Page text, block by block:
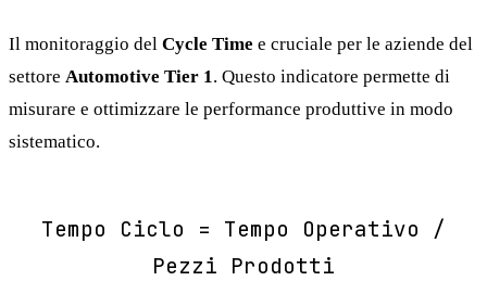
Il monitoraggio del Cycle Time e cruciale per le aziende del
settore Automotive Tier 1 . Questo indicatore permette di
misurare e ottimizzare le performance produttive in modo
sistematico.
Tempo Ciclo = Tempo Operativo /
Pezzi Prodotti